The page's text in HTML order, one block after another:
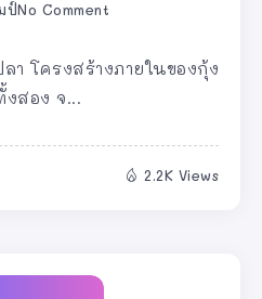
ป์No Comment
า โครงสร้างภายในของกุ้ง
งสอง จ...
2.2K Views